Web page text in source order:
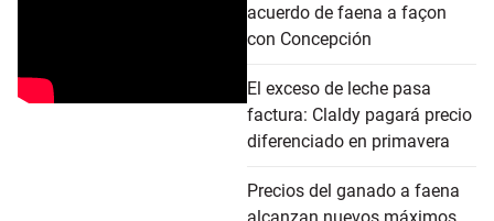
acuerdo de faena a façon
con Concepción
El exceso de leche pasa
factura: Claldy pagará precio
diferenciado en primavera
Precios del ganado a faena